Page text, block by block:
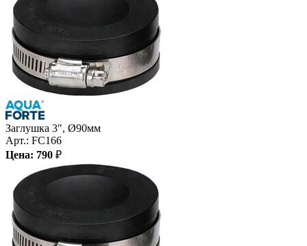
Заглушка 3", Ø90мм
Арт.: FC166
Цена: 790 ₽